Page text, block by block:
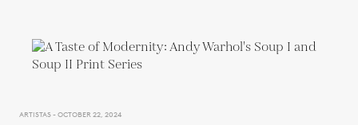
ARTISTAS - OCTOBER 22, 2024